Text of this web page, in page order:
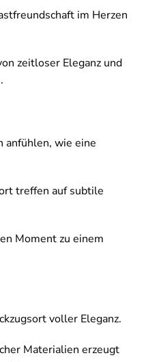
im Herzen
zeitloser Eleganz und
anfühlen, wie eine
treffen auf subtile
Moment zu einem
voller Eleganz.
Materialien erzeugt